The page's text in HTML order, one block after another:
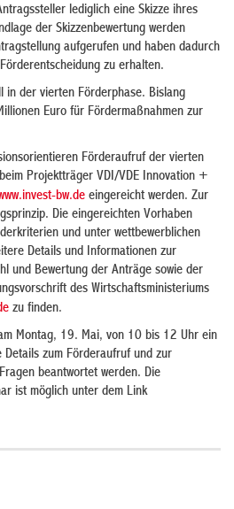
lediglich eine Skizze ihres
der Skizzenbewertung werden
aufgerufen und haben dadurch
zu erhalten.
in der vierten Förderphase. Bislang
Euro für Fördermaßnahmen zur
Förderaufruf der vierten
Projektträger VDI/VDE Innovation +
bw.de eingereicht werden. Zur
Die eingereichten Vorhaben
und unter wettbewerblichen
Details und Informationen zur
und Bewertung der Anträge sowie der
des Wirtschaftsministeriums
zu finden.
Montag, 19. Mai, von 10 bis 12 Uhr ein
Details zum Förderaufruf und zur
beantwortet werden. Die
ist möglich unter dem Link